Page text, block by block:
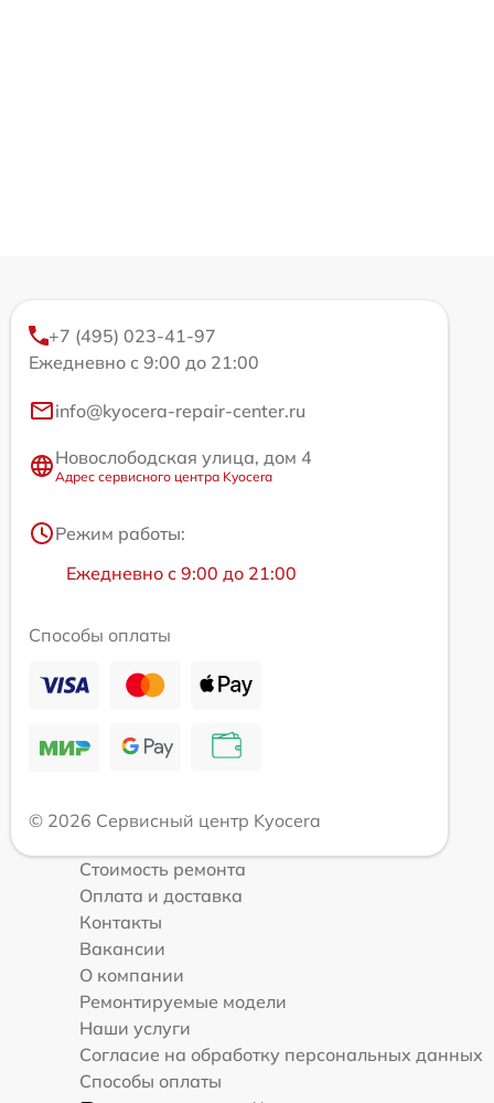
+7 (495) 023-41-97
Ежедневно с 9:00 до 21:00
info@kyocera-repair-center.ru
Новослободская улица, дом 4
Адрес сервисного центра Kyocera
Режим работы:
Ежедневно с 9:00 до 21:00
Способы оплаты
© 2026 Сервисный центр Kyocera
Стоимость ремонта
Оплата и доставка
Контакты
Вакансии
О компании
Ремонтируемые модели
Наши услуги
Согласие на обработку персональных данных
Способы оплаты